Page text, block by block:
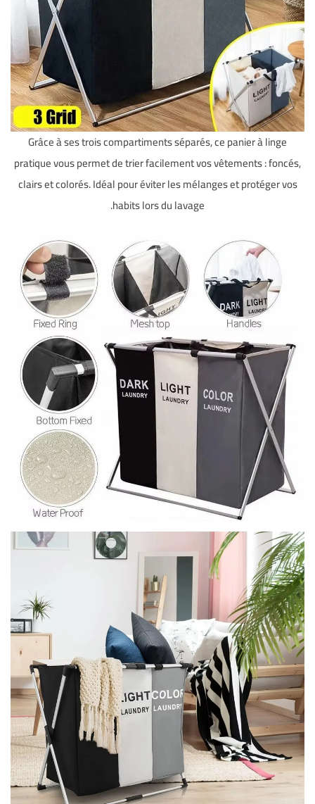
Grâce à ses trois compartiments séparés, ce panier à linge
pratique vous permet de trier facilement vos vêtements : foncés,
clairs et colorés. Idéal pour éviter les mélanges et protéger vos
habits lors du lavage.